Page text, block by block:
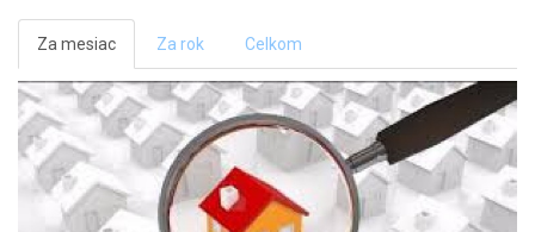
Za mesiac Za rok Celkom